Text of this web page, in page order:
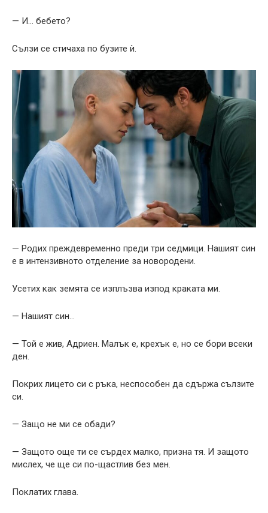
— И… бебето?
Сълзи се стичаха по бузите ѝ.
— Родих преждевременно преди три седмици. Нашият син
е в интензивното отделение за новородени.
Усетих как земята се изплъзва изпод краката ми.
— Нашият син…
— Той е жив, Адриен. Малък е, крехък е, но се бори всеки
ден.
Покрих лицето си с ръка, неспособен да сдържа сълзите
си.
— Защо не ми се обади?
— Защото още ти се сърдех малко, призна тя. И защото
мислех, че ще си по-щастлив без мен.
Поклатих глава.